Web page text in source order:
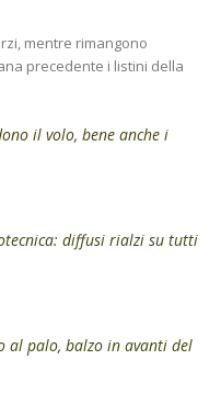
mentre rimangono
precedente i listini della
il volo, bene anche i
diffusi rialzi su tutti
al palo, balzo in avanti del